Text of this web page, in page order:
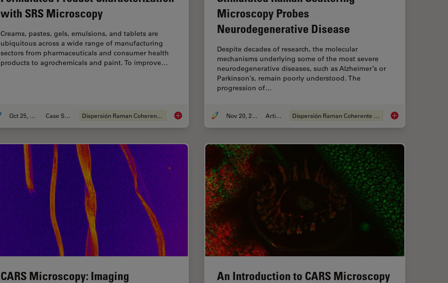
with SRS Microscopy
Creams, pastes, gels, emulsions, and tablets are
ubiquitous across a wide range of manufacturing
sectors from pharmaceuticals and consumer health
products to agrochemicals and paint. To improve…
Oct 25, 2021 Case Study Dispersión Raman Coherente (CRS) Formulated Product Characterization with SRS Microscopy
Microscopy Probes
Neurodegenerative Disease
Despite decades of research, the molecular
mechanisms underlying some of the most severe
neurodegenerative diseases, such as Alzheimer’s or
Parkinson’s, remain poorly understood. The
progression of…
Nov 20, 2019 Article Dispersión Raman Coherente (CRS) Stimulated Raman
CARS Microscopy: Imaging
An Introduction to CARS Microscopy